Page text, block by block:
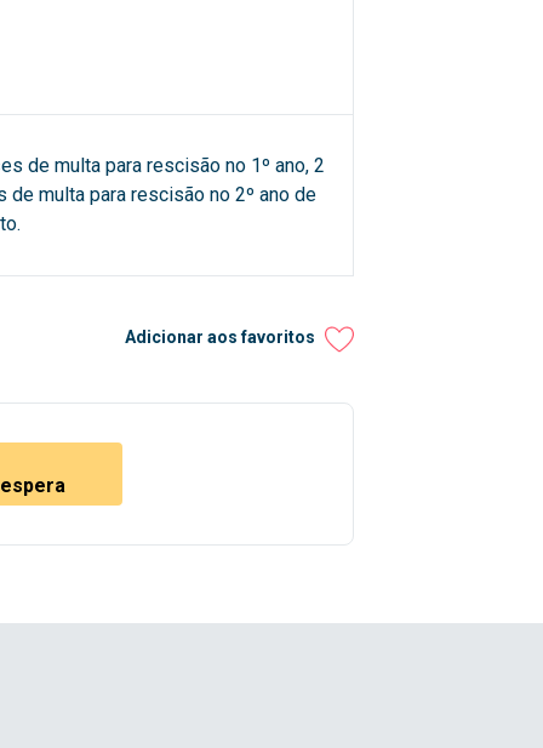
de multa para rescisão no 1º ano, 2
de multa para rescisão no 2º ano de
Adicionar aos favoritos